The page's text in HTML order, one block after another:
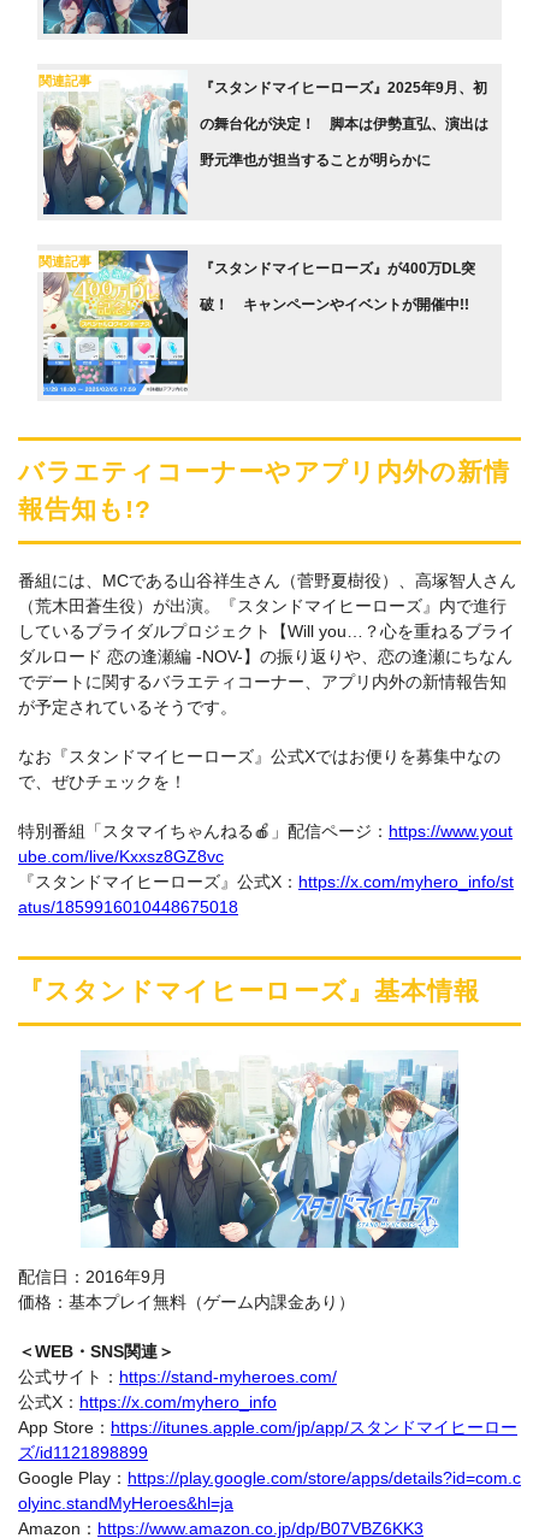
関連記事 『スタンドマイヒーローズ』2025年9月、初
の舞台化が決定！ 脚本は伊勢直弘、演出は
野元準也が担当することが明らかに
関連記事 『スタンドマイヒーローズ』が400万DL突
破！ キャンペーンやイベントが開催中!!
バラエティコーナーやアプリ内外の新情
報告知も!?
番組には、MCである山谷祥生さん（菅野夏樹役）、高塚智人さん
（荒木田蒼生役）が出演。『スタンドマイヒーローズ』内で進行
しているブライダルプロジェクト【Will you…？心を重ねるブライ
ダルロード 恋の逢瀬編 -NOV-】の振り返りや、恋の逢瀬にちなん
でデートに関するバラエティコーナー、アプリ内外の新情報告知
が予定されているそうです。
なお『スタンドマイヒーローズ』公式Xではお便りを募集中なの
で、ぜひチェックを！
特別番組「スタマイちゃんねる🍎」配信ページ： https://www.yout
ube.com/live/Kxxsz8GZ8vc
『スタンドマイヒーローズ』公式X： https://x.com/myhero_info/st
atus/1859916010448675018
『スタンドマイヒーローズ』基本情報
配信日：2016年9月
価格：基本プレイ無料（ゲーム内課金あり）
＜WEB・SNS関連＞
公式サイト： https://stand-myheroes.com/
公式X： https://x.com/myhero_info
App Store： https://itunes.apple.com/jp/app/スタンドマイヒーロー
ズ/id1121898899
Google Play： https://play.google.com/store/apps/details?id=com.c
olyinc.standMyHeroes&hl=ja
Amazon： https://www.amazon.co.jp/dp/B07VBZ6KK3